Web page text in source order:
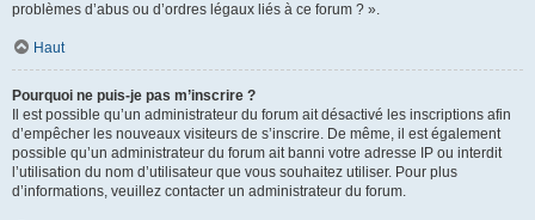
problèmes d’abus ou d’ordres légaux liés à ce forum ? ».
Haut
Pourquoi ne puis-je pas m’inscrire ?
Il est possible qu’un administrateur du forum ait désactivé les inscriptions afin
d’empêcher les nouveaux visiteurs de s’inscrire. De même, il est également
possible qu’un administrateur du forum ait banni votre adresse IP ou interdit
l’utilisation du nom d’utilisateur que vous souhaitez utiliser. Pour plus
d’informations, veuillez contacter un administrateur du forum.